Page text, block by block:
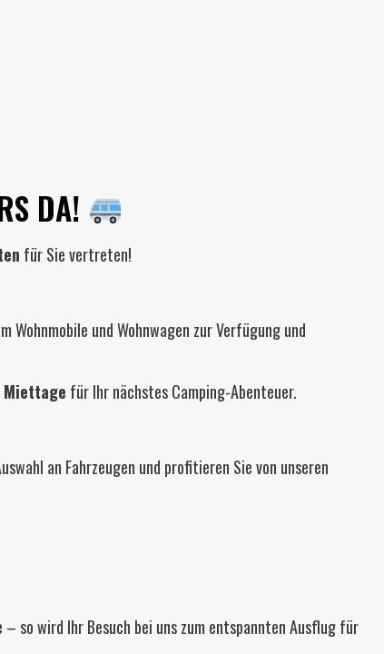
DA!
für Sie vertreten!
und Wohnwagen zur Verfügung und
für Ihr nächstes Camping-Abenteuer.
an Fahrzeugen und profitieren Sie von unseren
so wird Ihr Besuch bei uns zum entspannten Ausflug für